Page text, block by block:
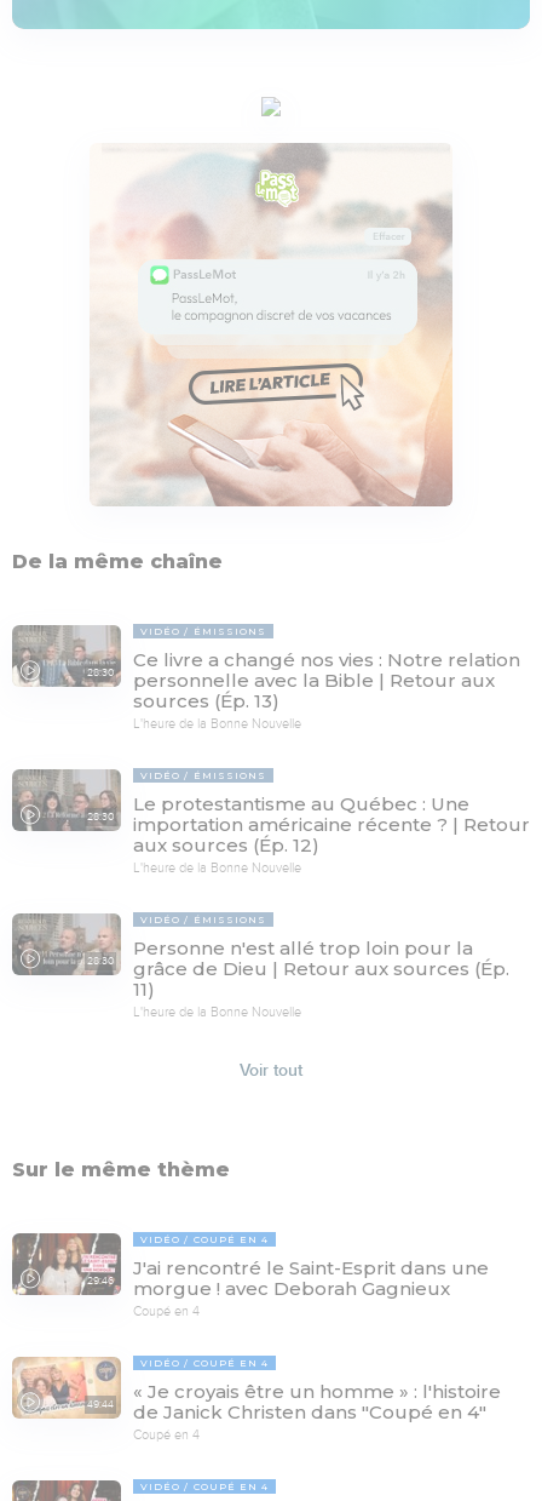
De la même chaîne
28:30
VIDÉO ÉMISSIONS
Ce livre a changé nos vies : Notre relation
personnelle avec la Bible | Retour aux
sources (Ép. 13)
L'heure de la Bonne Nouvelle
28:30
VIDÉO ÉMISSIONS
Le protestantisme au Québec : Une
importation américaine récente ? | Retour
aux sources (Ép. 12)
L'heure de la Bonne Nouvelle
28:30
VIDÉO ÉMISSIONS
Personne n'est allé trop loin pour la
grâce de Dieu | Retour aux sources (Ép.
11)
L'heure de la Bonne Nouvelle
Voir tout
Sur le même thème
29:46
VIDÉO COUPÉ EN 4
J'ai rencontré le Saint-Esprit dans une
morgue ! avec Deborah Gagnieux
Coupé en 4
49:44
VIDÉO COUPÉ EN 4
« Je croyais être un homme » : l'histoire
de Janick Christen dans "Coupé en 4"
Coupé en 4
VIDÉO COUPÉ EN 4